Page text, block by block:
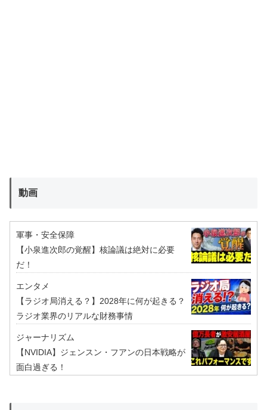
動画
軍事・安全保障
【小泉進次郎の覚醒】核論議は絶対に必要
だ！
エンタメ
【ラジオ局消える？】2028年に何が起きる？
ラジオ業界のリアルな財務事情
ジャーナリズム
【NVIDIA】ジェンスン・フアンの日本戦略が
面白過ぎる！